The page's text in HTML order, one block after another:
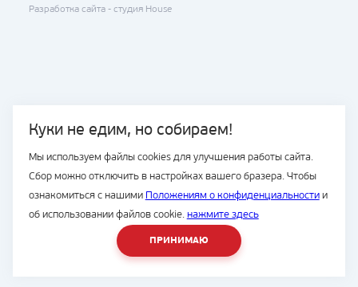
Куки не едим, но собираем!
Мы используем файлы cookies для улучшения работы сайта.
Сбор можно отключить в настройках вашего бразера. Чтобы
ознакомиться с нашими Положениям о конфиденциальностии
об использовании файлов cookie. нажмите здесь
ПРИНИМАЮ
Разработка сайта - студия House